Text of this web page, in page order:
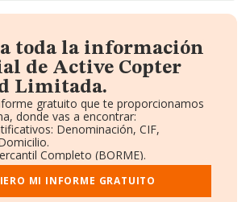
a toda la información
de Active Copter
Limitada.
gratuito que te proporcionamos
donde vas a encontrar:
Denominación, CIF,
Completo (BORME).
Evolución Ventas y Empleados.
Administración y Administradores.
Ejecutivos.
MI INFORME GRATUITO